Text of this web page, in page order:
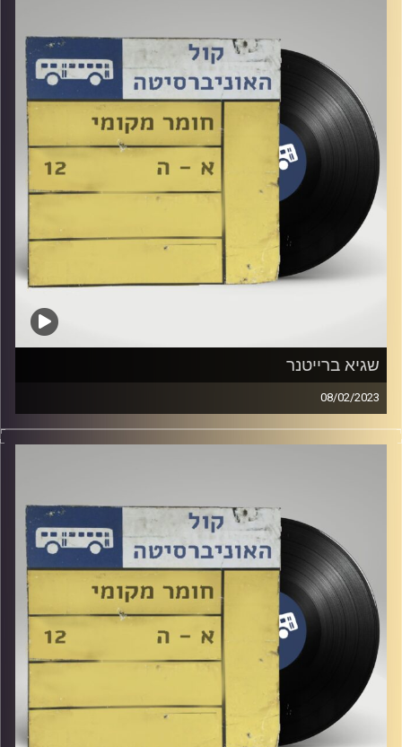
Elior Buchnik
שגיא ברייטנר
08/02/2023
שעה של מוזיקה ישראלית עם רזיאל יהודאי
Elior Buchnik